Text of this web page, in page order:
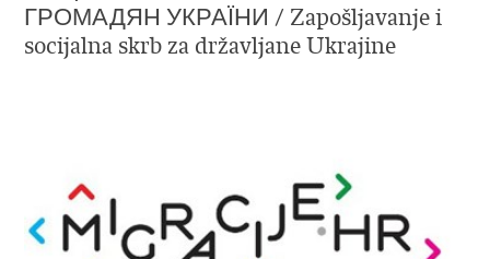
ГРОМАДЯН УКРАЇНИ / Zapošljavanje i
socijalna skrb za državljane Ukrajine